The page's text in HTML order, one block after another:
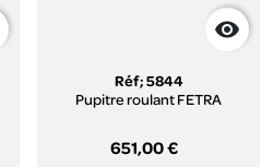

Réf; 5844
Pupitre roulant FETRA
651,00 €